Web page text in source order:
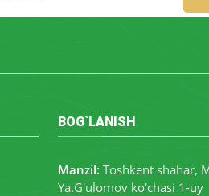
BOG`LANISH
Manzil: Toshkent shahar,
Ya.G'ulomov ko'chasi 1-uy